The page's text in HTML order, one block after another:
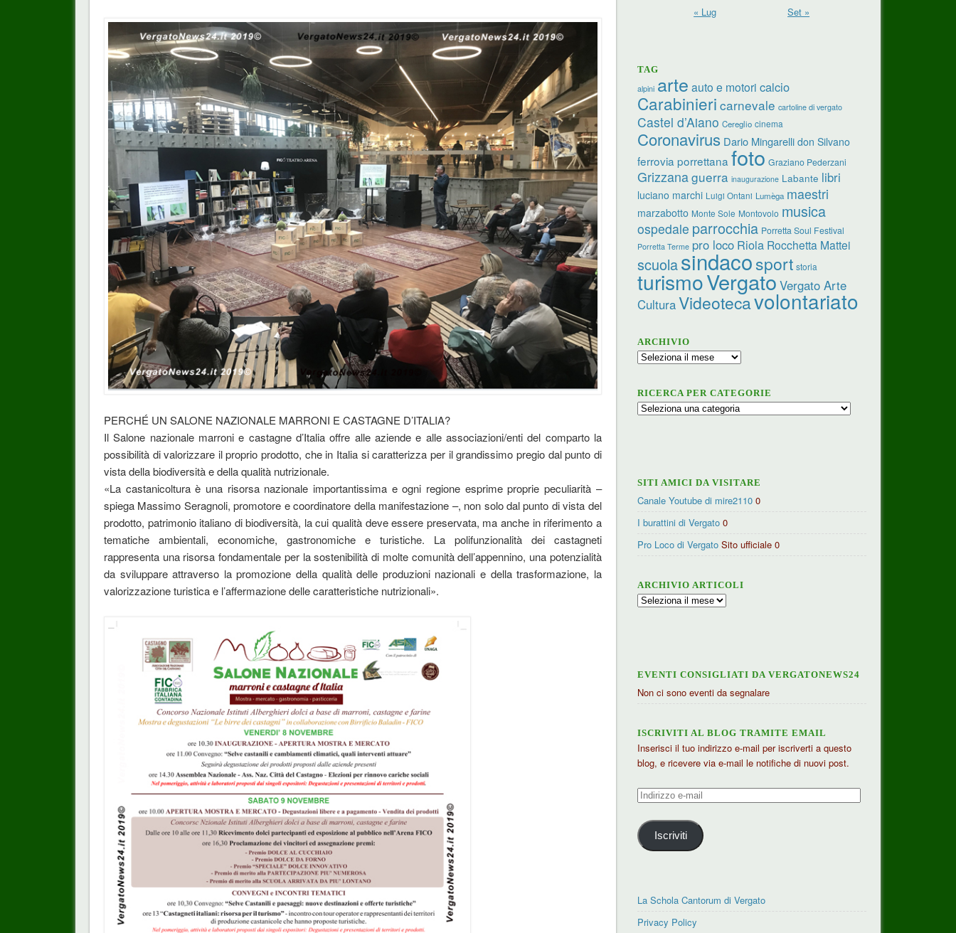
PERCHÉ UN SALONE NAZIONALE MARRONI E CASTAGNE D’ITALIA?
Il Salone nazionale marroni e castagne d’Italia offre alle aziende e alle associazioni/enti del comparto la
possibilità di valorizzare il proprio prodotto, che in Italia si caratterizza per il grandissimo pregio dal punto di
vista della biodiversità e della qualità nutrizionale.
«La castanicoltura è una risorsa nazionale importantissima e ogni regione esprime proprie peculiarità –
spiega Massimo Seragnoli, promotore e coordinatore della manifestazione –, non solo dal punto di vista del
prodotto, patrimonio italiano di biodiversità, la cui qualità deve essere preservata, ma anche in riferimento a
tematiche ambientali, economiche, gastronomiche e turistiche. La polifunzionalità dei castagneti
rappresenta una risorsa fondamentale per la sostenibilità di molte comunità dell’appennino, una potenzialità
da sviluppare attraverso la promozione della qualità delle produzioni nazionali e della trasformazione, la
valorizzazione turistica e l’affermazione delle caratteristiche nutrizionali».
« Lug
Set »
TAG
alpini arte auto e motori calcio
Carabinieri carnevale cartoline di vergato
Castel d’Aiano Cereglio cinema
Coronavirus Dario Mingarelli don Silvano
ferrovia porrettana foto Graziano Pederzani
Grizzanaguerra inaugurazione Labante libri
luciano marchi Luigi Ontani Lumèga maestri
marzabotto Monte Sole Montovolo musica
ospedale parrocchia Porretta Soul Festival
Porretta Terme pro loco Riola Rocchetta Mattei
scuolasindacosport storia
turismoVergato Vergato Arte
CulturaVideotecavolontariato
ARCHIVIO
Archivio
RICERCA PER CATEGORIE
Ricerca
SITI AMICI DA VISITARE
Canale Youtube di mire2110 0
I burattini di Vergato 0
Pro Loco di Vergato Sito ufficiale 0
ARCHIVIO ARTICOLI
Archivio
EVENTI CONSIGLIATI DA VERGATONEWS24
Non ci sono eventi da segnalare
ISCRIVITI AL BLOG TRAMITE EMAIL
Inserisci il tuo indirizzo e-mail per iscriverti a questo
blog, e ricevere via e-mail le notifiche di nuovi post.
Indirizzo
mail
Iscriviti
La Schola Cantorum di Vergato
Privacy Policy